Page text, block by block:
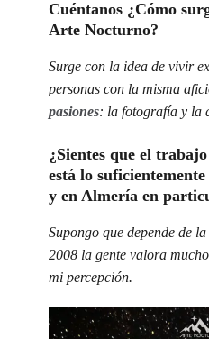
Cuéntanos ¿Cómo
Arte Nocturno?
Surge con la idea de vivir
personas con la misma
pasiones: la fotografía y la
¿Sientes que el
está lo
y en Almería en
Supongo que depende de
2008 la gente valora
mi percepción.